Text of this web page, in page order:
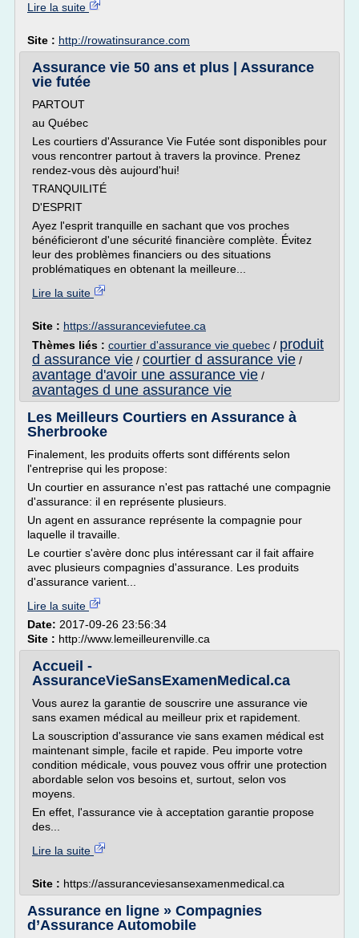
Lire la suite
Site : http://rowatinsurance.com
Assurance vie 50 ans et plus | Assurance
vie futée
PARTOUT
au Québec
Les courtiers d'Assurance Vie Futée sont disponibles pour
vous rencontrer partout à travers la province. Prenez
rendez-vous dès aujourd'hui!
TRANQUILITÉ
D'ESPRIT
Ayez l'esprit tranquille en sachant que vos proches
bénéficieront d'une sécurité financière complète. Évitez
leur des problèmes financiers ou des situations
problématiques en obtenant la meilleure...
Lire la suite
Site : https://assuranceviefutee.ca
Thèmes liés : courtier d'assurance vie quebec / produit
d assurance vie / courtier d assurance vie /
avantage d'avoir une assurance vie /
avantages d une assurance vie
Les Meilleurs Courtiers en Assurance à
Sherbrooke
Finalement, les produits offerts sont différents selon
l'entreprise qui les propose:
Un courtier en assurance n'est pas rattaché une compagnie
d'assurance: il en représente plusieurs.
Un agent en assurance représente la compagnie pour
laquelle il travaille.
Le courtier s'avère donc plus intéressant car il fait affaire
avec plusieurs compagnies d'assurance. Les produits
d'assurance varient...
Lire la suite
Date: 2017-09-26 23:56:34
Site : http://www.lemeilleurenville.ca
Accueil -
AssuranceVieSansExamenMedical.ca
Vous aurez la garantie de souscrire une assurance vie
sans examen médical au meilleur prix et rapidement.
La souscription d'assurance vie sans examen médical est
maintenant simple, facile et rapide. Peu importe votre
condition médicale, vous pouvez vous offrir une protection
abordable selon vos besoins et, surtout, selon vos
moyens.
En effet, l'assurance vie à acceptation garantie propose
des...
Lire la suite
Site : https://assuranceviesansexamenmedical.ca
Assurance en ligne » Compagnies
d’Assurance Automobile